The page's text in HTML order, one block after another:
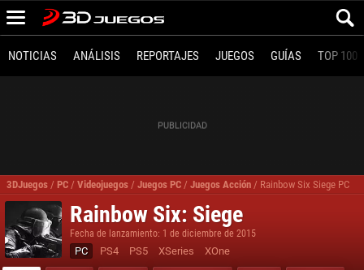
NOTICIAS ANÁLISIS REPORTAJES JUEGOS GUÍAS TOP 100
3DJuegos / PC / Videojuegos / Juegos PC / Juegos Acción / Rainbow Six Siege PC
Rainbow Six: Siege
Fecha de lanzamiento: 1 de diciembre de 2015
PC PS4 PS5 XSeries XOne